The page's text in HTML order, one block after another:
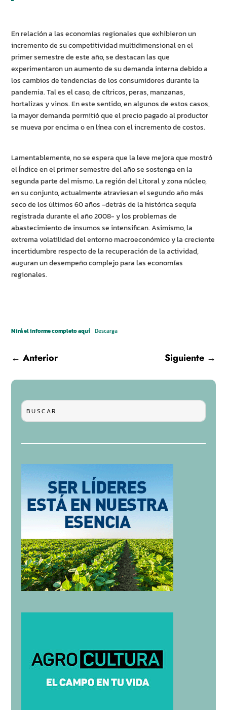
En relación a las economías regionales que exhibieron un
incremento de su competitividad multidimensional en el
primer semestre de este año, se destacan las que
experimentaron un aumento de su demanda interna debido a
los cambios de tendencias de los consumidores durante la
pandemia. Tal es el caso, de cítricos, peras, manzanas,
hortalizas y vinos. En este sentido, en algunos de estos casos,
la mayor demanda permitió que el precio pagado al productor
se mueva por encima o en línea con el incremento de costos.
Lamentablemente, no se espera que la leve mejora que mostró
el Índice en el primer semestre del año se sostenga en la
segunda parte del mismo. La región del Litoral y zona núcleo,
en su conjunto, actualmente atraviesan el segundo año más
seco de los últimos 60 años -detrás de la histórica sequía
registrada durante el año 2008- y los problemas de
abastecimiento de insumos se intensifican. Asimismo, la
extrema volatilidad del entorno macroeconómico y la creciente
incertidumbre respecto de la recuperación de la actividad,
auguran un desempeño complejo para las economías
regionales.
Mirá el informe completo aquí Descarga
←Anterior Siguiente→